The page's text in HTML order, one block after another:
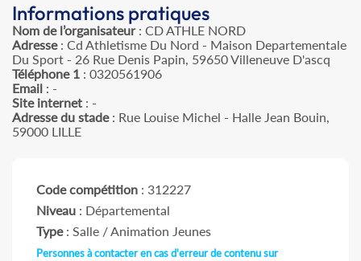
Informations pratiques
Nom de l’organisateur: CD ATHLE NORD
Adresse: Cd Athletisme Du Nord - Maison Departementale
Du Sport - 26 Rue Denis Papin, 59650 Villeneuve D'ascq
Téléphone 1 : 0320561906
Email : -
Site internet : -
Adresse du stade: Rue Louise Michel - Halle Jean Bouin,
59000 LILLE
Code compétition : 312227
Niveau : Départemental
Type: Salle / Animation Jeunes
Personnes à contacter en cas d'erreur de contenu sur